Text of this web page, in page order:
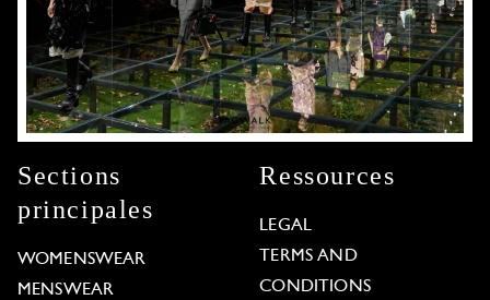
Sections
principales
WOMENSWEAR
MENSWEAR
Ressources
LEGAL
TERMS AND
CONDITIONS